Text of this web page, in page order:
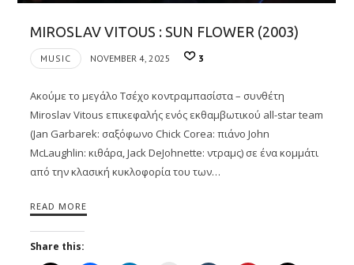
MIROSLAV VITOUS : SUN FLOWER (2003)
MUSIC NOVEMBER 4, 2025 3
Ακούμε το μεγάλο Τσέχο κοντραμπασίστα – συνθέτη
Miroslav Vitous επικεφαλής ενός εκθαμβωτικού all-star team
(Jan Garbarek: σαξόφωνο Chick Corea: πιάνο John
McLaughlin: κιθάρα, Jack DeJohnette: ντραμς) σε ένα κομμάτι
από την κλασική κυκλοφορία του των…
READ MORE
Share this: